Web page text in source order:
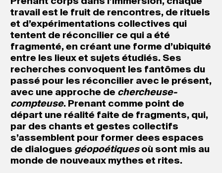
travail est le fruit de rencontres, de rituels
et d’expérimentations collectives qui
tentent de réconcilier ce qui a été
fragmenté, en créant une forme d’ubiquité
entre les lieux et sujets étudiés. Ses
recherches convoquent les fantômes du
passé pour les réconcilier avec le présent,
avec une approche de chercheuse-
compteuse. Prenant comme point de
départ une réalité faite de fragments, qui,
par des chants et gestes collectifs
s’assemblent pour former dees espaces
de dialogues géopoétiquesoù sont mis au
monde de nouveaux mythes et rites.